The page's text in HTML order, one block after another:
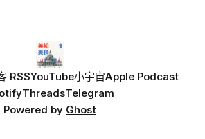
RSSYouTube小宇宙Apple Podcast
ThreadsTelegram
Powered by Ghost